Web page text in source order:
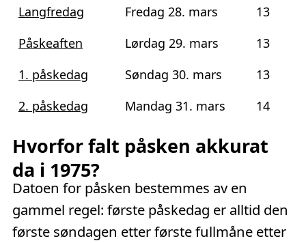
Langfredag
Fredag 28. mars
13
Påskeaften
Lørdag 29. mars
13
1. påskedag
Søndag 30. mars
13
2. påskedag
Mandag 31. mars 14
Hvorfor falt påsken akkurat
da i 1975?
Datoen for påsken bestemmes av en
gammel regel: første påskedag er alltid den
første søndagen etter første fullmåne etter